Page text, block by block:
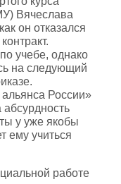
Вячеслава
он отказался
учебе, однако
на следующий
России»
абсурдность
у уже якобы
ему учиться
работе